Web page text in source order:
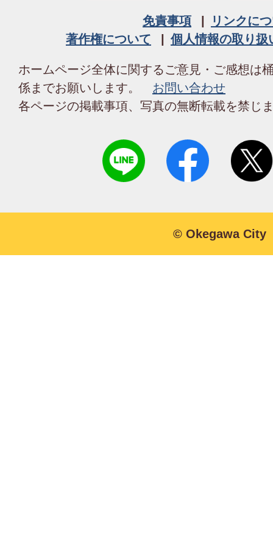
免責事項
リンクに
著作権について
個人情報の取り扱
ホームページ全体に関するご意見・ご感想は
係までお願いします。 お問い合わせ
各ページの掲載事項、写真の無断転載を禁じ
© Okegawa City